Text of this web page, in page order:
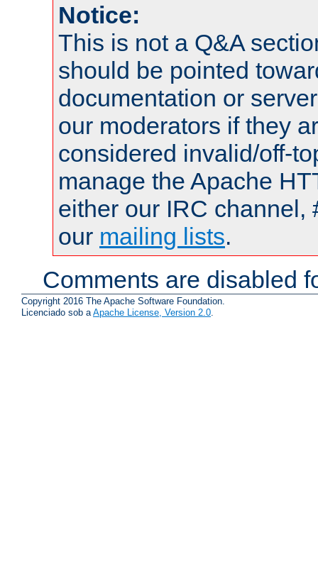
Notice:
This is not a Q&A
should be pointed
documentation or
our moderators if they
considered invalid/off-
manage the Apache
either our IRC channel,
our mailing lists.
Comments are disabled
Copyright 2016 The Apache Software Foundation.
Licenciado sob aApache License, Version 2.0.